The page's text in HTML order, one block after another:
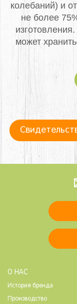
колебаний) и
не более
может
О НАС
История бренда
Производство